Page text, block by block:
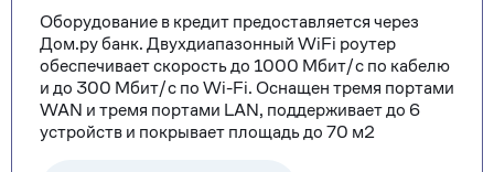
Оборудование в кредит предоставляется через
Дом.ру банк. Двухдиапазонный WiFi роутер
обеспечивает скорость до 1000 Мбит/с по кабелю
и до 300 Мбит/с по Wi-Fi. Оснащен тремя портами
WAN и тремя портами LAN, поддерживает до 6
устройств и покрывает площадь до 70 м2